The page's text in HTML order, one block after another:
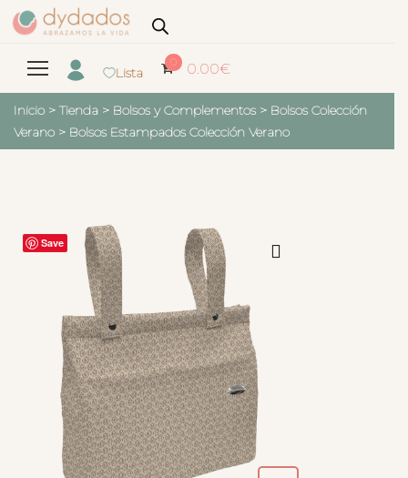
Lista
0 0.00€
Inicio > Tienda > Bolsos y Complementos > Bolsos Colección
Verano > Bolsos Estampados Colección Verano
Save